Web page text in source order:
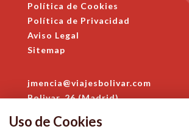
Política de Cookies
Política de Privacidad
Aviso Legal
Sitemap
jmencia@viajesbolivar.com
Bolivar, 26 (Madrid)
Uso de Cookies